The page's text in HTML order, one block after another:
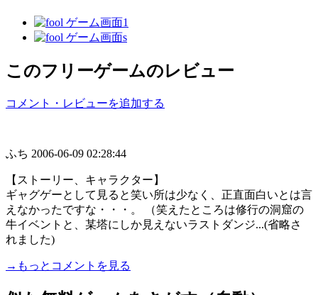
このフリーゲームのレビュー
コメント・レビューを追加する
ふち 2006-06-09 02:28:44
【ストーリー、キャラクター】
ギャグゲーとして見ると笑い所は少なく、正直面白いとは言
えなかったですな・・・。 （笑えたところは修行の洞窟の
牛イベントと、某塔にしか見えないラストダンジ...(省略さ
れました)
→もっとコメントを見る